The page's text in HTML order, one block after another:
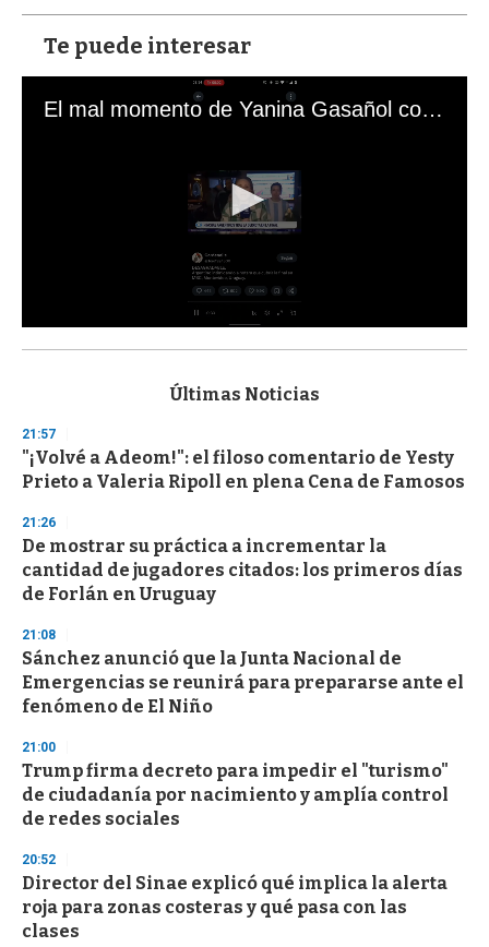
Te puede interesar
El mal momento de Yanina Gasañol con un hincha argentino en "Subrayado"
s
d
s
o
f
3
s
c
o
d
s
Últimas Noticias
21:57
"¡Volvé a Adeom!": el filoso comentario de Yesty
Prieto a Valeria Ripoll en plena Cena de Famosos
21:26
De mostrar su práctica a incrementar la
cantidad de jugadores citados: los primeros días
de Forlán en Uruguay
21:08
Sánchez anunció que la Junta Nacional de
Emergencias se reunirá para prepararse ante el
fenómeno de El Niño
21:00
Trump firma decreto para impedir el "turismo"
de ciudadanía por nacimiento y amplía control
de redes sociales
20:52
Director del Sinae explicó qué implica la alerta
roja para zonas costeras y qué pasa con las
clases